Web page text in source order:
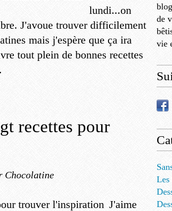
lundi...on
J'avoue trouver difficilement
mais j'espère que ça ira
tout plein de bonnes recettes
recettes pour
Chocolatine
J'aime
de
vie
Les